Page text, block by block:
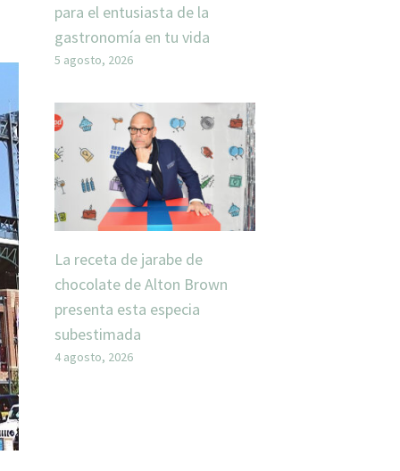
para el entusiasta de la
gastronomía en tu vida
5 agosto, 2026
La receta de jarabe de
chocolate de Alton Brown
presenta esta especia
subestimada
4 agosto, 2026